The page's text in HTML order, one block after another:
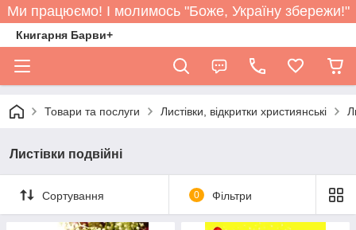
Ми працюємо! І молимось "Боже, Україну збережи!"
Книгарня Барви+
Товари та послуги Листівки, відкритки християнські
Листівки подвійні
Сортування 0 Фільтри